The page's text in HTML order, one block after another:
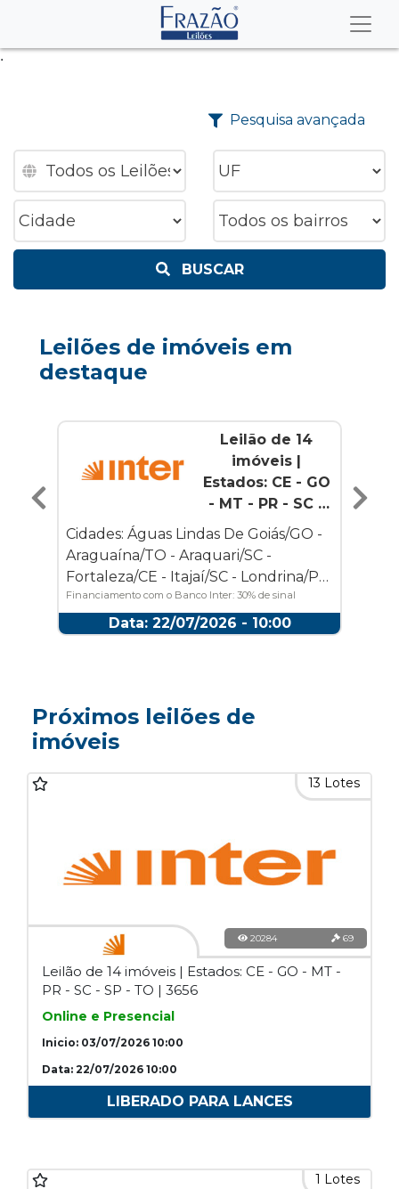
.
Pesquisa avançada
BUSCAR
Leilões de imóveis em
destaque
Leilão de 14
imóveis |
Estados: CE - GO
- MT - PR - SC -
SP - TO | 3656
Cidades: Águas Lindas De Goiás/GO -
Araguaína/TO - Araquari/SC -
Fortaleza/CE - Itajaí/SC - Londrina/PR
- Marília/SP - Mogi Das Cruzes/SP -
São Paulo/SP - Várzea Grande/MT
Financiamento com o Banco Inter: 30% de sinal
10,47% a.a + IPCA.Data: 22/07/2026 - 10:00
Próximos leilões de
imóveis
13 Lotes
20284 69
Leilão de 14 imóveis | Estados: CE - GO - MT -
PR - SC - SP - TO | 3656
Online e Presencial
Inicio: 03/07/2026 10:00
Data: 22/07/2026 10:00
LIBERADO PARA LANCES
1 Lotes